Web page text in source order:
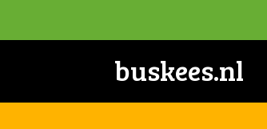
buskees.nl